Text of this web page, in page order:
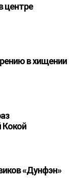
центре
в хищении
Кокой
«Дунфэн»